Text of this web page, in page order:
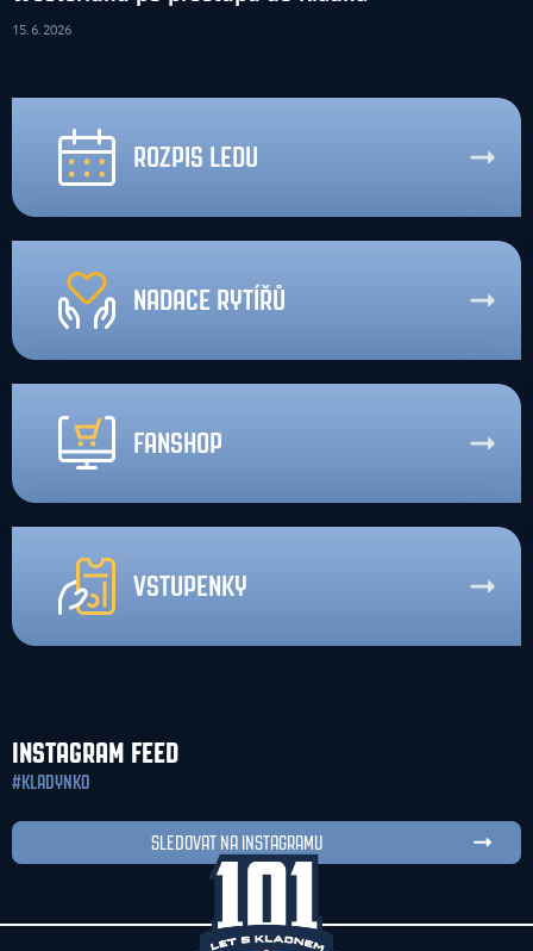
15. 6. 2026
ROZPIS LEDU
NADACE RYTÍŘŮ
FANSHOP
VSTUPENKY
INSTAGRAM FEED
#KLADYNKO
SLEDOVAT NA INSTAGRAMU